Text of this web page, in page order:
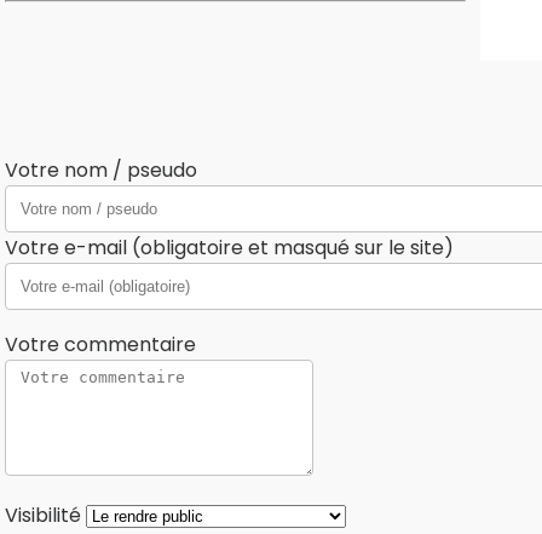
Votre nom / pseudo
Votre e-mail (obligatoire et masqué sur le site)
Votre commentaire
Visibilité